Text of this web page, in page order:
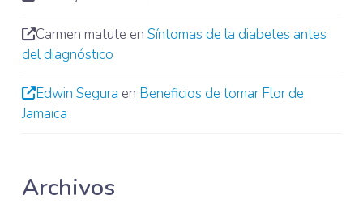
Carmen matute en Síntomas de la diabetes antes
del diagnóstico
Edwin Segura en Beneficios de tomar Flor de
Jamaica
Archivos